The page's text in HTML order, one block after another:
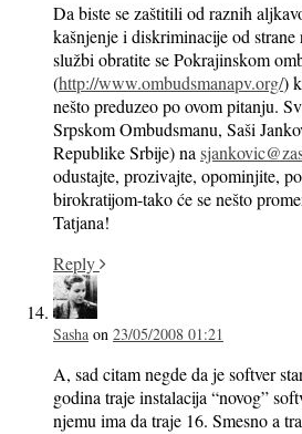
Da biste se zaštitili od raznih
kašnjenje i diskriminacije od
službi obratite se Pokrajinskom
(http://www.ombudsmanapv.org/)
nešto preduzeo po ovom pitanju.
Srpskom Ombudsmanu, Saši
Republike Srbije) na
odustajte, prozivajte, opominjite,
birokratijom-tako će se nešto
Tatjana!
Reply
Sasha on 23/05/2008 01:21
A, sad citam negde da je softver
godina traje instalacija “novog”
njemu ima da traje 16. Smesno a